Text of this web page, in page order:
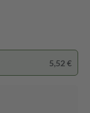
5,52 €